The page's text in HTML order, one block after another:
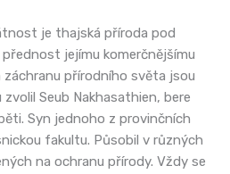
je thajská příroda pod
jejímu komerčnějšímu
přírodního světa jsou
Seub Nakhasathien, bere
Syn jednoho z provinčních
fakultu. Působil v různých
na ochranu přírody. Vždy se